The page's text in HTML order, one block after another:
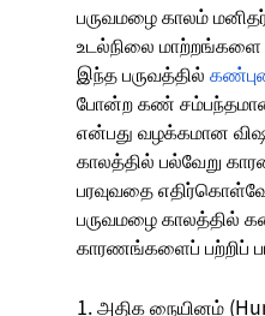
பருவமழை காலம்
உடல்நிலை
இந்த பருவத்தில்
போன்ற கண்
என்பது வழக்கமான
காலத்தில் பல்வேறு
பரவுவதை
பருவமழை காலத்தில்
காரணங்களைப் பற்றிப்
1. அதிக நையினம்